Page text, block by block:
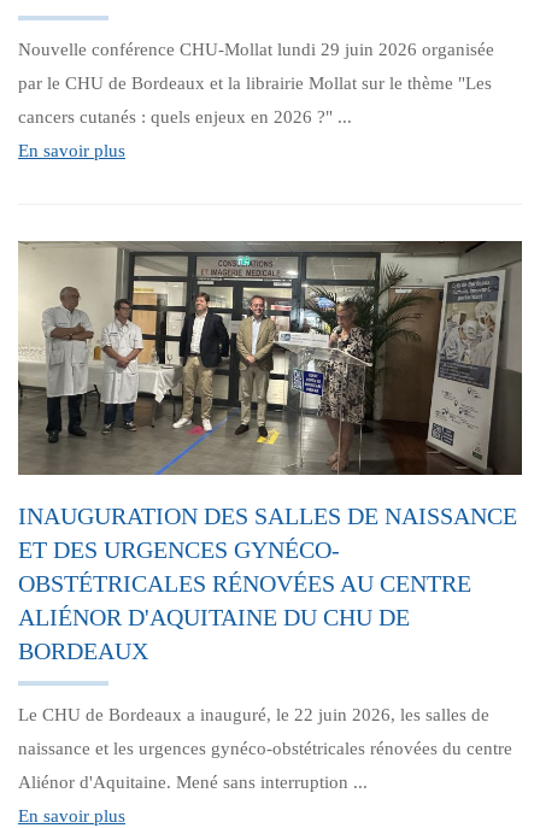
Nouvelle conférence CHU-Mollat lundi 29 juin 2026 organisée
par le CHU de Bordeaux et la librairie Mollat sur le thème "Les
cancers cutanés : quels enjeux en 2026 ?" ...
En savoir plus
INAUGURATION DES SALLES DE NAISSANCE
ET DES URGENCES GYNÉCO-
OBSTÉTRICALES RÉNOVÉES AU CENTRE
ALIÉNOR D'AQUITAINE DU CHU DE
BORDEAUX
Le CHU de Bordeaux a inauguré, le 22 juin 2026, les salles de
naissance et les urgences gynéco-obstétricales rénovées du centre
Aliénor d'Aquitaine. Mené sans interruption ...
En savoir plus